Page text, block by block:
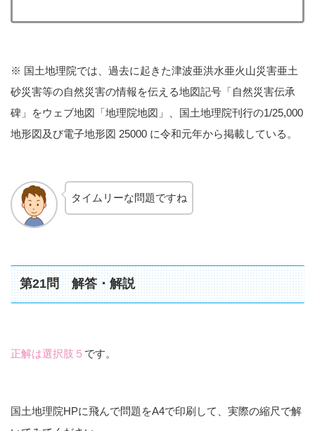
※ 国土地理院では、過去に起きた津波亜洪水亜火山災害亜土
砂災害等の自然災害の情報を伝える地図記号「自然災害伝承
碑」をウェブ地図「地理院地図」、国土地理院刊行の1/25,000
地形図及び電子地形図 25000 に令和元年から掲載している。
タイムリーな問題ですね
第21問 解答・解説
正解は選択肢５ です。
国土地理院HPに飛んで問題をA4で印刷して、実際の縮尺で解